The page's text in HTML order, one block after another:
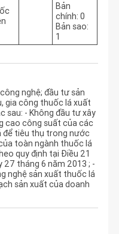
Bản
chính: 0
Bản sao:
1
nghệ; đầu tư sản
gia công thuốc lá xuất
sau: - Không đầu tư xây
cao công suất của các
để tiêu thụ trong nước
toàn ngành thuốc lá
quy định tại Điều 21
27 tháng 6 năm 2013 ; -
nghệ sản xuất thuốc lá
sản xuất của doanh